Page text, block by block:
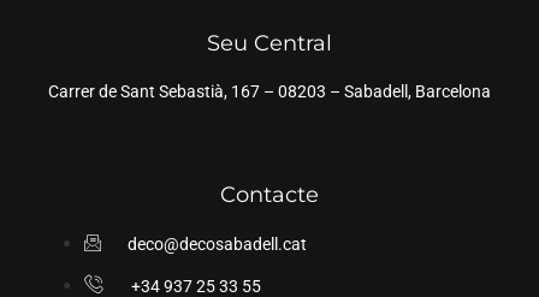
Seu Central
Carrer de Sant Sebastià, 167 – 08203 – Sabadell, Barcelona
Contacte
deco@decosabadell.cat
+34 937 25 33 55